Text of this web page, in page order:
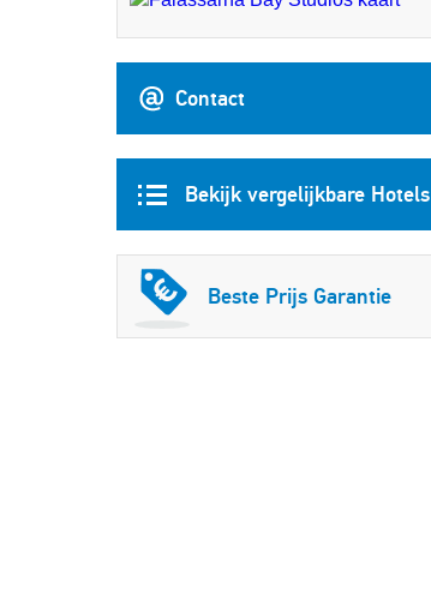
Contact
Bekijk vergelijkbare Hotels
Beste Prijs Garantie